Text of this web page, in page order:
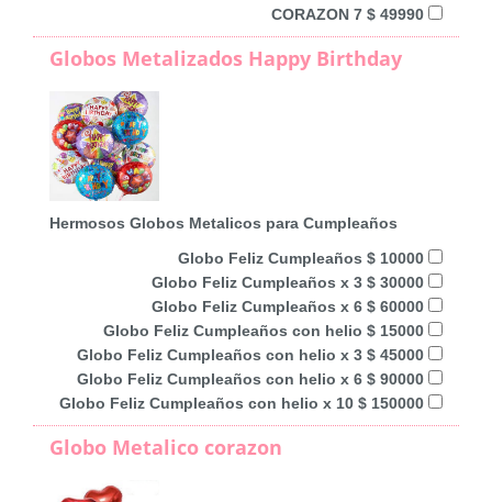
CORAZON 7 $ 49990
Globos Metalizados Happy Birthday
Hermosos Globos Metalicos para Cumpleaños
Globo Feliz Cumpleaños $ 10000
Globo Feliz Cumpleaños x 3 $ 30000
Globo Feliz Cumpleaños x 6 $ 60000
Globo Feliz Cumpleaños con helio $ 15000
Globo Feliz Cumpleaños con helio x 3 $ 45000
Globo Feliz Cumpleaños con helio x 6 $ 90000
Globo Feliz Cumpleaños con helio x 10 $ 150000
Globo Metalico corazon